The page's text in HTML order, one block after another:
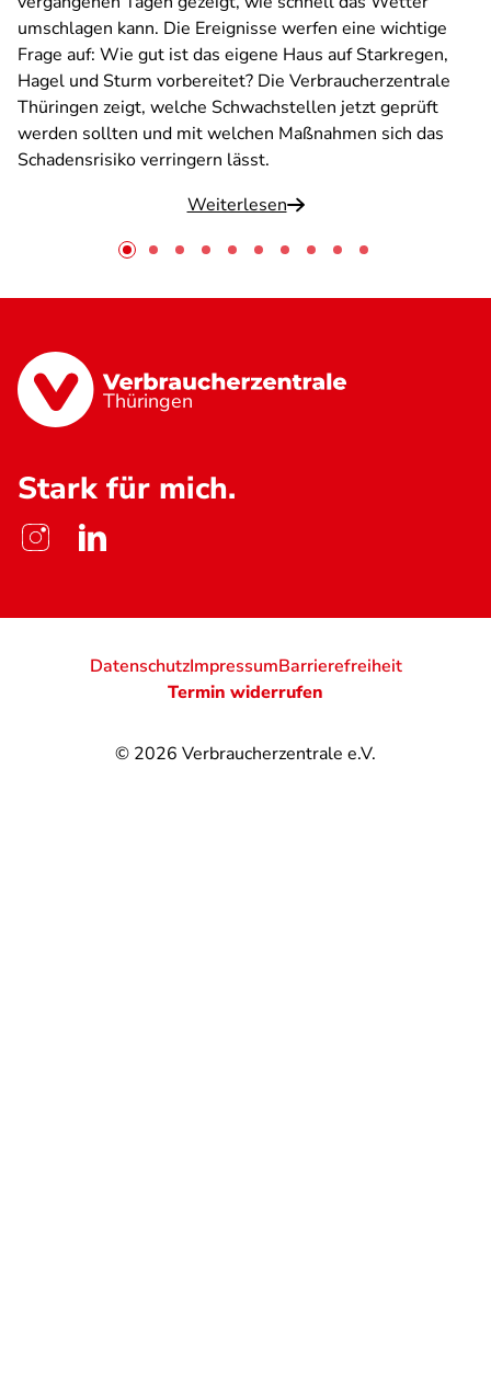
umschlagen kann. Die Ereignisse werfen eine wichtige
Frage auf: Wie gut ist das eigene Haus auf Starkregen,
Hagel und Sturm vorbereitet? Die Verbraucherzentrale
Thüringen zeigt, welche Schwachstellen jetzt geprüft
werden sollten und mit welchen Maßnahmen sich das
Schadensrisiko verringern lässt.
Weiterlesen
Thüringen
Stark für mich.
© 2026 Verbraucherzentrale e.V.
DatenschutzImpressumBarrierefreiheit
Termin widerrufen